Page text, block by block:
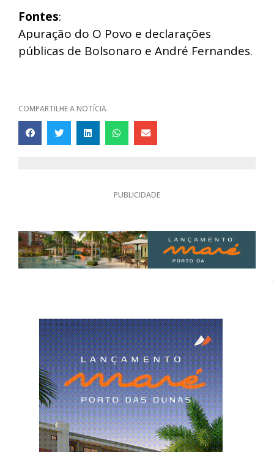
Fontes:
Apuração do O Povo e declarações
públicas de Bolsonaro e André Fernandes.
COMPARTILHE A NOTÍCIA
PUBLICIDADE